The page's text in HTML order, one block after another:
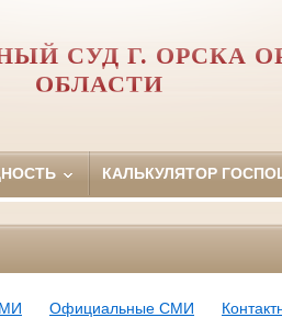
СУД Г. ОРСКА
ОБЛАСТИ
КАЛЬКУЛЯТОР
Официальные СМИ